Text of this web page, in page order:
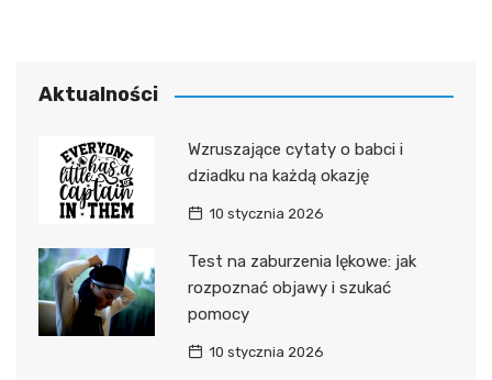
Aktualności
Wzruszające cytaty o babci i
dziadku na każdą okazję
10 stycznia 2026
Test na zaburzenia lękowe: jak
rozpoznać objawy i szukać
pomocy
10 stycznia 2026